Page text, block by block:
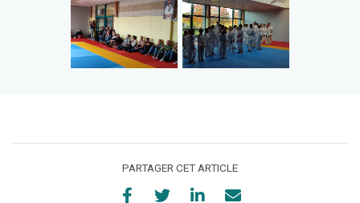
PARTAGER CET ARTICLE